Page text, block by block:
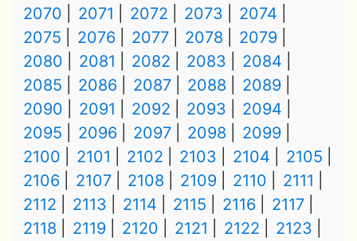
2070
2071 2072 2073
2074
2075
2076 2077 2078
2079
2080
2081 2082 2083
2084
2085
2086 2087 2088
2089
2090
2091 2092 2093
2094
2095
2096 2097 2098
2099
2100
2101 2102 2103 2104
2105
2106
2107 2108 2109 2110
2111
2112
2113 2114 2115 2116
2117
2118
2119 2120 2121 2122 2123